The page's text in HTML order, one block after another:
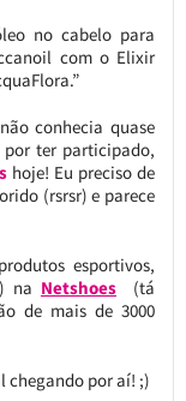
no cabelo para
com o Elixir
conhecia quase
ter participado,
hoje! Eu preciso de
(rsrsr) e parece
esportivos,
na Netshoes(tá
de mais de 3000
chegando por aí! ;)